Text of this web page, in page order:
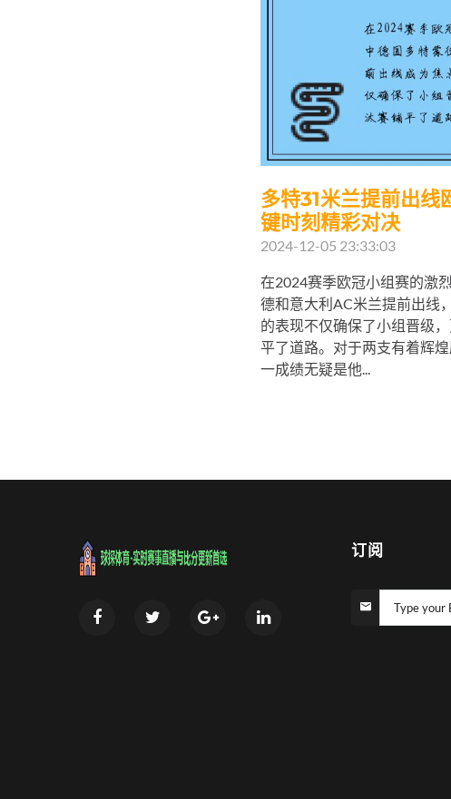
多特31米兰提前出线
键时刻精彩对决
2024-12-05 23:33:03
在2024赛季欧冠小组赛的激
德和意大利AC米兰提前出线
的表现不仅确保了小组晋级
平了道路。对于两支有着辉
一成绩无疑是他...
订阅
Type your